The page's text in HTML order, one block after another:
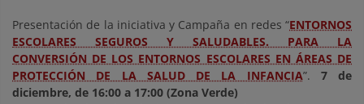
Presentación de la iniciativa y Campaña en redes “ENTORNOS
ESCOLARES SEGUROS Y SALUDABLES. PARA LA
CONVERSIÓN DE LOS ENTORNOS ESCOLARES EN ÁREAS DE
PROTECCIÓN DE LA SALUD DE LA INFANCIA”. 7 de
diciembre, de 16:00 a 17:00 (Zona Verde)